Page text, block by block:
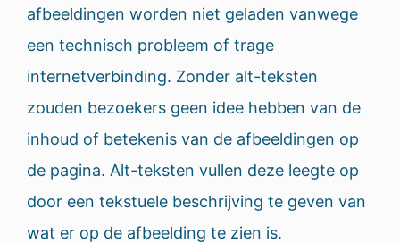
afbeeldingen worden niet geladen vanwege
een technisch probleem of trage
internetverbinding. Zonder alt-teksten
zouden bezoekers geen idee hebben van de
inhoud of betekenis van de afbeeldingen op
de pagina. Alt-teksten vullen deze leegte op
door een tekstuele beschrijving te geven van
wat er op de afbeelding te zien is.